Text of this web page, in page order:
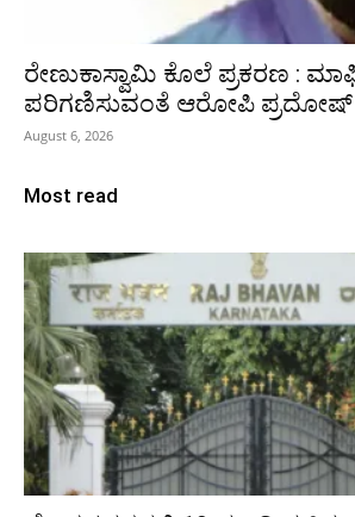
ರೇಣುಕಾಸ್ವಾಮಿ ಕೊಲೆ ಪ್ರಕರಣ :
ಪರಿಗಣಿಸುವಂತೆ ಆರೋಪಿ
August 6, 2026
Most read